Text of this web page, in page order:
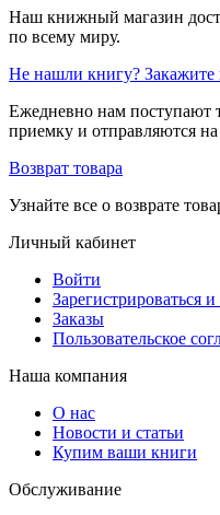
Наш книжный магазин
по всему миру.
Не нашли книгу? Закажите
Ежедневно нам поступают
приемку и отправляются
Возврат товара
Узнайте все о возврате
Личный кабинет
Войти
Зарегистрироваться
Заказы
Пользовательское
Наша компания
О нас
Новости и статьи
Купим ваши книги
Обслуживание